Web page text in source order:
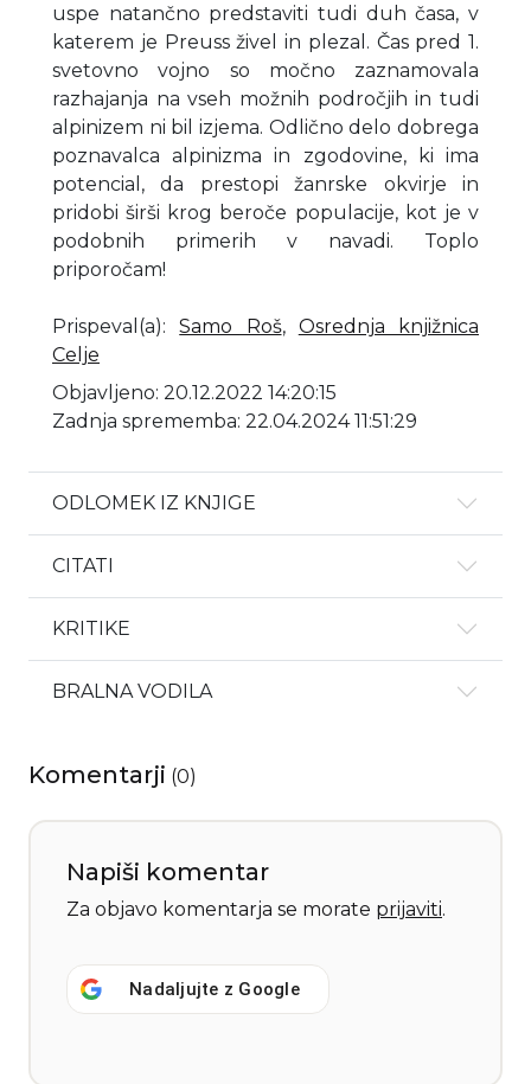
uspe natančno predstaviti tudi duh časa, v
katerem je Preuss živel in plezal. Čas pred 1.
svetovno vojno so močno zaznamovala
razhajanja na vseh možnih področjih in tudi
alpinizem ni bil izjema. Odlično delo dobrega
poznavalca alpinizma in zgodovine, ki ima
potencial, da prestopi žanrske okvirje in
pridobi širši krog beroče populacije, kot je v
podobnih primerih v navadi. Toplo
priporočam!
Prispeval(a):Samo Roš, Osrednja knjižnica
Celje
Objavljeno: 20.12.2022 14:20:15
Zadnja sprememba: 22.04.2024 11:51:29
ODLOMEK IZ KNJIGE
CITATI
KRITIKE
BRALNA VODILA
Komentarji (0)
Napiši komentar
Za objavo komentarja se morate prijaviti.
Nadaljujte z Google